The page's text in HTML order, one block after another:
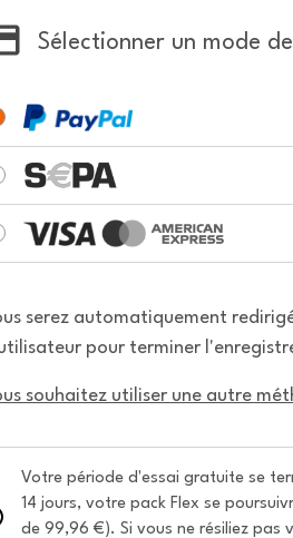
Sélectionner un mode
serez automatiquement
pour terminer
souhaitez utiliser une autre
Votre période d'essai gratuite se
14 jours, votre pack Flex se
de 99,96 €). Si vous ne résiliez pas